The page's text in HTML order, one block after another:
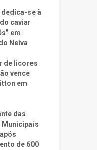
dedica-se à
caviar
em
Neiva
de licores
vence
em
das
Municipais
de 600